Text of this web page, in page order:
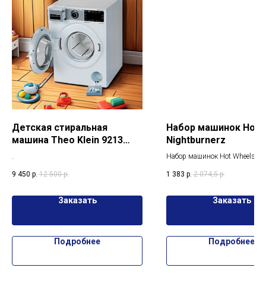
Детская стиральная
машина Theo Klein 9213
.
9 450 р. 12 500 р.
Заказать
Подробнее
Набор машинок Hot
Nightburnerz
Набор машинок Hot Wheels
классических машинок Hot
1 383 р. 2 074,5 р.
Заказать
Подробнее